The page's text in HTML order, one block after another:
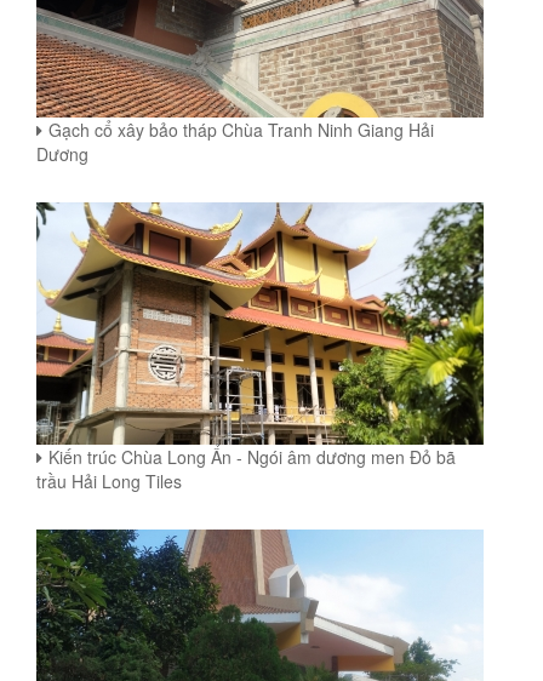
Gạch cổ xây bảo tháp Chùa Tranh Ninh Giang Hải
Dương
Kiến trúc Chùa Long Ẩn - Ngói âm dương men Đỏ bã
trầu Hải Long Tiles